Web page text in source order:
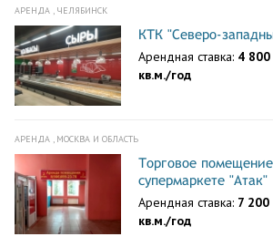
АРЕНДА , ЧЕЛЯБИНСК
КТК "Северо-
Арендная ставка: 4 800
кв.м./год
АРЕНДА , МОСКВА И ОБЛАСТЬ
Торговое
супермаркете "Атак"
Арендная ставка: 7 200
кв.м./год